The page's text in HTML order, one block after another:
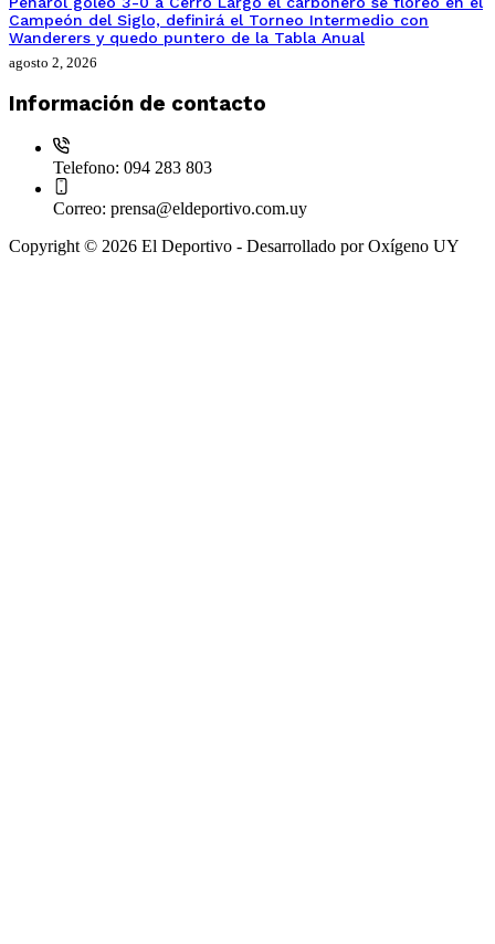
Campeón del Siglo, definirá el Torneo Intermedio con
Wanderers y quedo puntero de la Tabla Anual
agosto 2, 2026
Información de contacto
Telefono: 094 283 803
Correo: prensa@eldeportivo.com.uy
Copyright © 2026 El Deportivo - Desarrollado por Oxígeno UY